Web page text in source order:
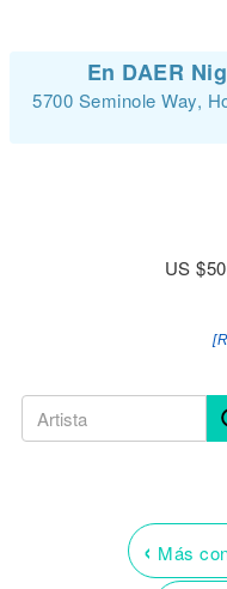
En DAER
5700 Seminole Way,
US
‹ Más